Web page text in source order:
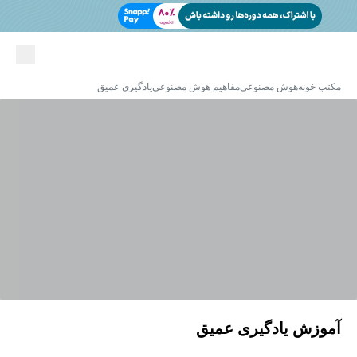
مکتب خونههوش مصنوعیمفاهیم هوش مصنوعییادگیری عمیق
آموزش یادگیری عمیق